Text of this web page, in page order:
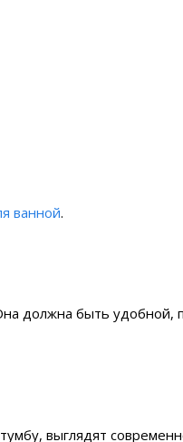
ванной.
должна быть удобной,
выглядят